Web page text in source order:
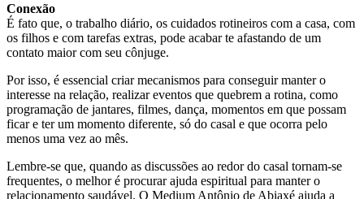
Conexão
É fato que, o trabalho diário, os cuidados rotineiros com a casa, com
os filhos e com tarefas extras, pode acabar te afastando de um
contato maior com seu cônjuge.
Por isso, é essencial criar mecanismos para conseguir manter o
interesse na relação, realizar eventos que quebrem a rotina, como
programação de jantares, filmes, dança, momentos em que possam
ficar e ter um momento diferente, só do casal e que ocorra pelo
menos uma vez ao mês.
Lembre-se que, quando as discussões ao redor do casal tornam-se
frequentes, o melhor é procurar ajuda espiritual para manter o
relacionamento saudável. O Medium Antônio de Abiaxé ajuda a